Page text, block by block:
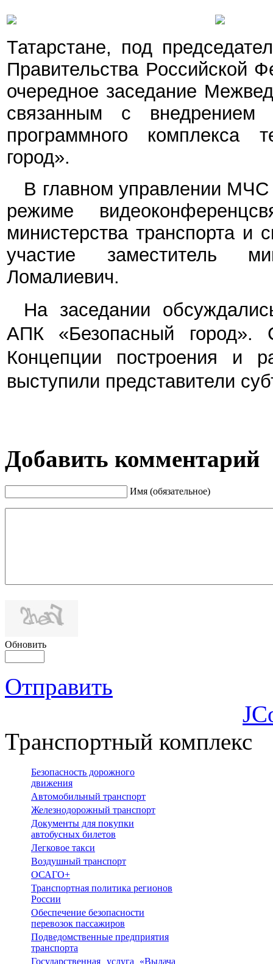
Татарстане, под
Правительства Российской
очередное заседание
связанным с внедрением
программного комплекса
город».
В главном управлении МЧС
режиме
министерства транспорта и
участие заместитель
Ломалиевич.
На заседании
АПК «Безопасный город».
Концепции построения и
выступили представители
Добавить комментарий
Имя (обязательное)
Обновить
Отправить
Транспортный комплекс
Безопасность дорожного
движения
Автомобильный транспорт
Железнодорожный транспорт
Документы для покупки
автобусных билетов
Легковое такси
Воздушный транспорт
ОСАГО+
Транспортная политика регионов
России
Обеспечение безопасности
перевозок пассажиров
Подведомственные предприятия
транспорта
Государственная услуга «Выдача